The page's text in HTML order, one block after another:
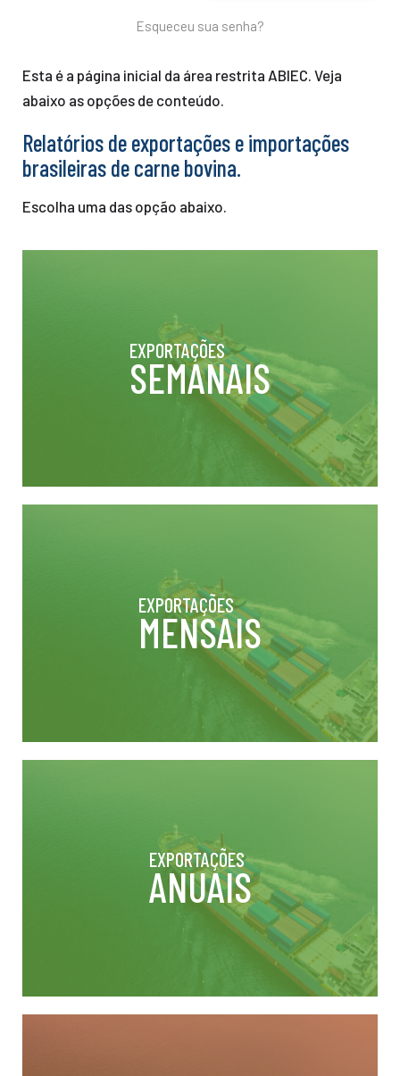
Esqueceu sua senha?
Esta é a página inicial da área restrita ABIEC. Veja
abaixo as opções de conteúdo.
Relatórios de exportações e importações
brasileiras de carne bovina.
Escolha uma das opção abaixo.
EXPORTAÇÕES
SEMANAIS
EXPORTAÇÕES
MENSAIS
EXPORTAÇÕES
ANUAIS